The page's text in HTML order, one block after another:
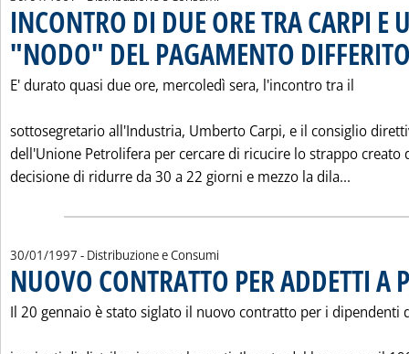
INCONTRO DI DUE ORE TRA CARPI E
"NODO" DEL PAGAMENTO
E' durato quasi due ore, mercoledì sera, l'incontro tra il
sottosegretario all'Industria, Umberto Carpi, e il consiglio
dell'Unione Petrolifera per cercare di ricucire lo strappo creato
decisione di ridurre da 30 a 22 giorni e mezzo la dila...
30/01/1997 - Distribuzione e Consumi
NUOVO CONTRATTO PER ADDETTI A
Il 20 gennaio è stato siglato il nuovo contratto per i dipendenti